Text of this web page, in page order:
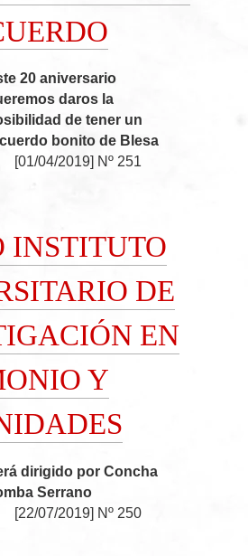
20 aniversario
daros la
de tener un
bonito de Blesa
[01/04/2019] Nº 251
INSTITUTO
DE
EN
Y
dirigido por Concha
Serrano
[22/07/2019] Nº 250